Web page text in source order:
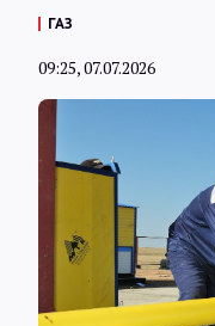
ГАЗ
09:25, 07.07.2026